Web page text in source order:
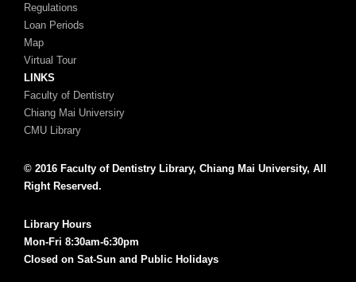
Regulations
Loan Periods
Map
Virtual Tour
LINKS
Faculty of Dentistry
Chiang Mai Universiry
CMU Library
© 2016 Faculty of Dentistry Library, Chiang Mai University, All
Right Reserved.
Library Hours
Mon-Fri 8:30am-6:30pm
Closed on Sat-Sun and Public Holidays